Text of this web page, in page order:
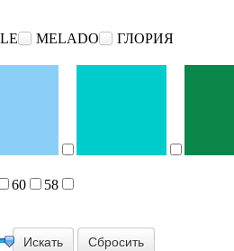
MELADO
ГЛОРИЯ
60
58
Сбросить